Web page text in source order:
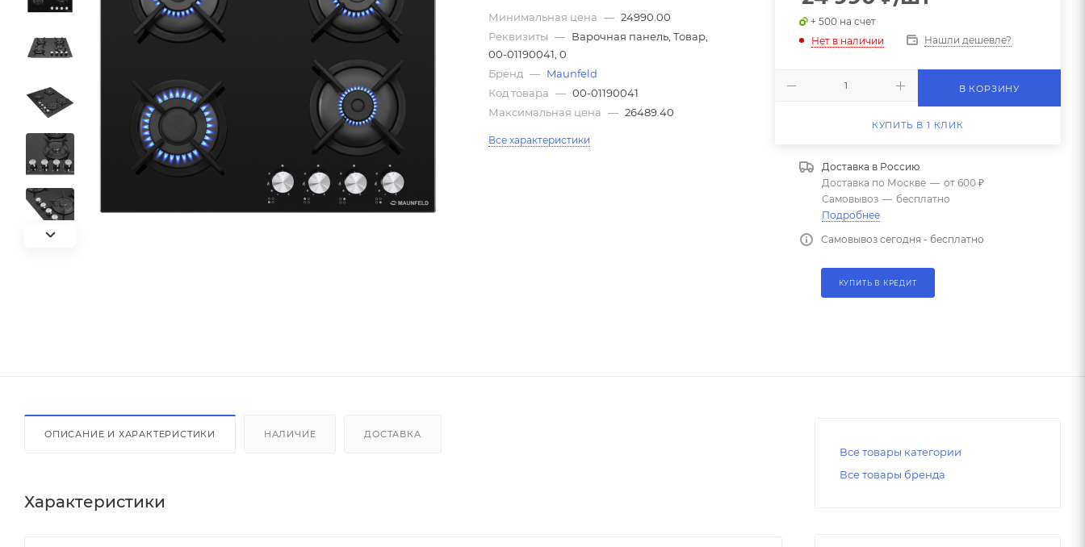
Минимальная цена — 24990.00
Реквизиты — Варочная панель, Товар,
00-01190041, 0
Бренд — Maunfeld
Код товара — 00-01190041
Максимальная цена — 26489.40
Все характеристики
+ 500 на счет
Нет в наличии
Нашли дешевле?
В КОРЗИНУ
КУПИТЬ В 1 КЛИК
Доставка в Россию
Доставка по Москве — от 600 ₽
Самовывоз — бесплатно
Подробнее
Самовывоз сегодня - бесплатно
КУПИТЬ В КРЕДИТ
ОПИСАНИЕ И ХАРАКТЕРИСТИКИ НАЛИЧИЕ ДОСТАВКА
Характеристики
Все товары категории
Все товары бренда